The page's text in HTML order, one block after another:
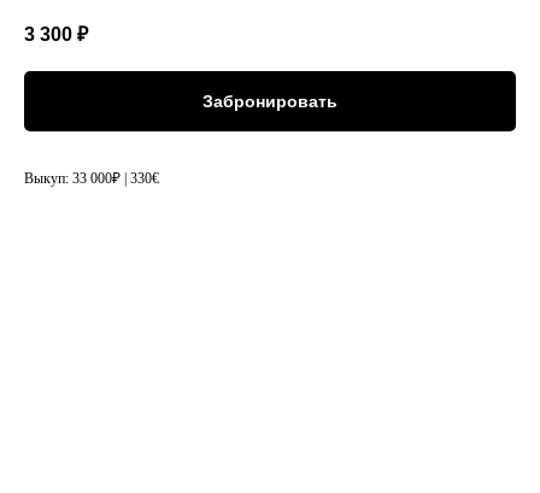
3 300 ₽
Забронировать
Выкуп: 33 000₽ | 330€